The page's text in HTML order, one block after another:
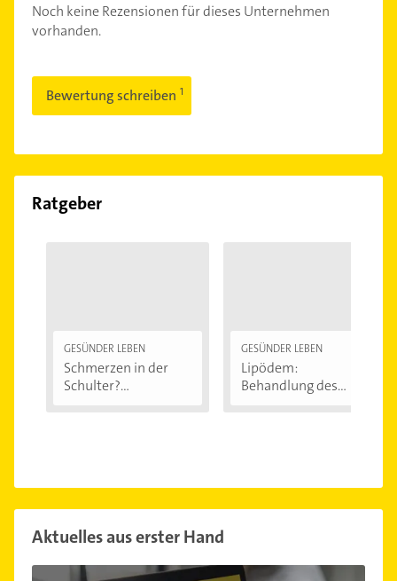
Noch keine Rezensionen für dieses Unternehmen
vorhanden.
Bewertung schreiben
Ratgeber
GESÜNDER LEBEN
Schmerzen in der
Schulter?
GESÜNDER LEBEN
Lipödem:
Behandlung des
Aktuelles aus erster Hand